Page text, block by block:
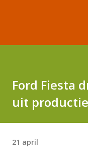
Ford Fiesta
uit productie
21 april